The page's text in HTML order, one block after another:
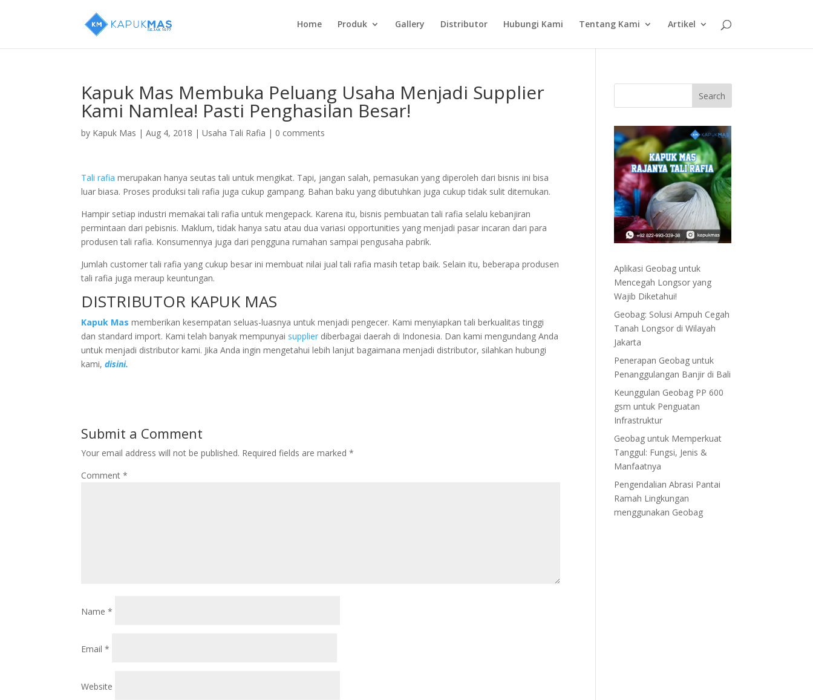
Home Produk Gallery Distributor Hubungi Kami Tentang Kami Artikel
Kapuk Mas Membuka Peluang Usaha Menjadi Supplier
Kami Namlea! Pasti Penghasilan Besar!
by Kapuk Mas |Aug 4, 2018 |Usaha Tali Rafia | 0 comments
Tali rafia merupakan hanya seutas tali untuk mengikat. Tapi, jangan salah, pemasukan yang diperoleh dari bisnis ini bisa
luar biasa. Proses produksi tali rafia juga cukup gampang. Bahan baku yang dibutuhkan juga cukup tidak sulit ditemukan.
Hampir setiap industri memakai tali rafia untuk mengepack. Karena itu, bisnis pembuatan tali rafia selalu kebanjiran
permintaan dari pebisnis. Maklum, tidak hanya satu atau dua variasi opportunities yang menjadi pasar incaran dari para
produsen tali rafia. Konsumennya juga dari pengguna rumahan sampai pengusaha pabrik.
Jumlah customer tali rafia yang cukup besar ini membuat nilai jual tali rafia masih tetap baik. Selain itu, beberapa produsen
tali rafia juga meraup keuntungan.
DISTRIBUTOR KAPUK MAS
Kapuk Mas memberikan kesempatan seluas-luasnya untuk menjadi pengecer. Kami menyiapkan tali berkualitas tinggi
dan standard import. Kami telah banyak mempunyai supplier diberbagai daerah di Indonesia. Dan kami mengundang Anda
untuk menjadi distributor kami. Jika Anda ingin mengetahui lebih lanjut bagaimana menjadi distributor, silahkan hubungi
kami,disini.
Submit a Comment
Your email address will not be published. Required fields are marked*
Comment*
Name*
Email*
Website
Aplikasi Geobag untuk
Mencegah Longsor yang
Wajib Diketahui!
Geobag: Solusi Ampuh Cegah
Tanah Longsor di Wilayah
Jakarta
Penerapan Geobag untuk
Penanggulangan Banjir di Bali
Keunggulan Geobag PP 600
gsm untuk Penguatan
Infrastruktur
Geobag untuk Memperkuat
Tanggul: Fungsi, Jenis &
Manfaatnya
Pengendalian Abrasi Pantai
Ramah Lingkungan
menggunakan Geobag